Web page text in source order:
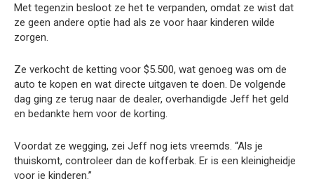
Met tegenzin besloot ze het te verpanden, omdat ze wist dat
ze geen andere optie had als ze voor haar kinderen wilde
zorgen.
Ze verkocht de ketting voor $5.500, wat genoeg was om de
auto te kopen en wat directe uitgaven te doen. De volgende
dag ging ze terug naar de dealer, overhandigde Jeff het geld
en bedankte hem voor de korting.
Voordat ze wegging, zei Jeff nog iets vreemds. “Als je
thuiskomt, controleer dan de kofferbak. Er is een kleinigheidje
voor je kinderen.”